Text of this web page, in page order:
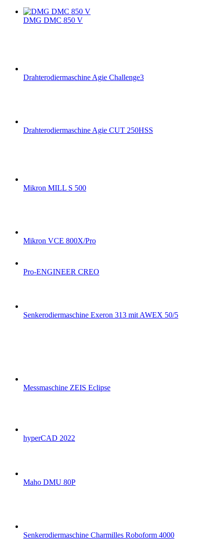
DMG DMC 850 V
Drahterodiermaschine Agie Challenge3
Drahterodiermaschine Agie CUT 250HSS
Mikron MILL S 500
Mikron VCE 800X/Pro
Pro-ENGINEER CREO
Senkerodiermaschine Exeron 313 mit AWEX 50/5
Messmaschine ZEIS Eclipse
hyperCAD 2022
Maho DMU 80P
Senkerodiermaschine Charmilles Roboform 4000